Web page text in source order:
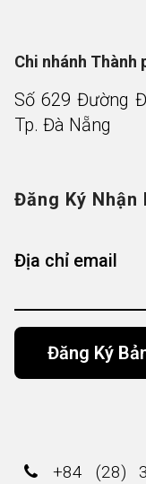
Chi nhánh Thành
Số 629 Đường
Tp. Đà Nẵng
Đăng Ký Nhận
Địa chỉ email
+84 (28)